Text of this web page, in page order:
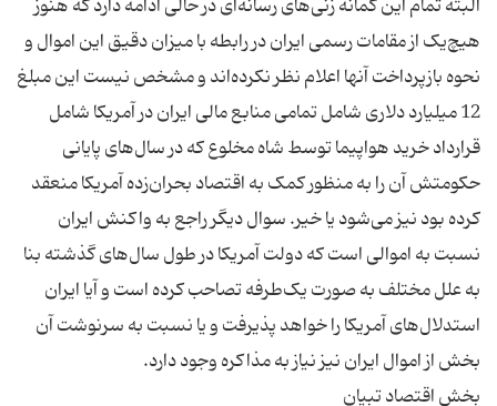
البته تمام این گمانه زنی‌های رسانه‌ای در حالی ادامه دارد که هنوز
هیچ‌یک از مقامات رسمی ایران در رابطه با میزان دقیق این اموال و
نحوه‌ بازپرداخت آنها اعلام نظر نکرده‌اند و مشخص نیست این مبلغ
12 میلیارد دلاری شامل تمامی منابع مالی ایران در آمریکا شامل
قرارداد خرید هواپیما توسط شاه مخلوع که در سال‌های پایانی
حکومتش آن را به منظور کمک به اقتصاد بحران‌زده‌ آمریکا منعقد
کرده بود نیز می‌شود یا خیر. سوال دیگر راجع به واکنش ایران
نسبت به اموالی است که دولت آمریکا در طول سال‌های گذشته بنا
به علل مختلف به صورت یک‌طرفه تصاحب کرده است و آیا ایران
استدلال‌های آمریکا را خواهد پذیرفت و یا نسبت به سرنوشت آن